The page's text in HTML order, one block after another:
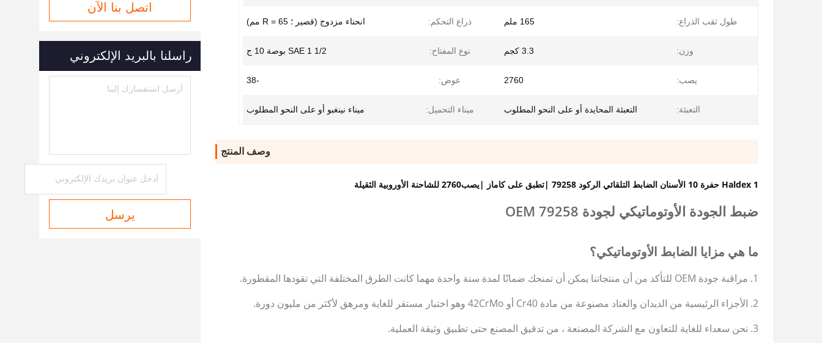
طول ثقب الذراع: 165 ملم ذراع التحكم: انحناء مزدوج (قصير ؛ R = 65 مم)
وزن: 3.3 كجم نوع المفتاح: SAE 1 1/2 بوصة 10 ج
يصب: 2760 عوض: -38
التعبئة: التعبئة المحايدة أو على النحو المطلوب ميناء التحميل: ميناء نينغبو أو على النحو المطلوب
وصف المنتج
Haldex 1 حفرة 10 الأسنان الضابط التلقائي الركود 79258 |تطبق على كاماز |يصب 2760 للشاحنة الأوروبية الثقيلة
ضبط الجودة الأوتوماتيكي لجودة OEM 79258
ما هي مزايا الضابط الأوتوماتيكي؟
1. مراقبة جودة OEM للتأكد من أن منتجاتنا يمكن أن تمنحك ضمانًا لمدة سنة واحدة مهما كانت الطرق المختلفة التي تقودها المقطورة.
2. الأجزاء الرئيسية من الديدان والعتاد مصنوعة من مادة Cr40 أو 42CrMo وهو اختبار مستقر للغاية ومرهق لأكثر من مليون دورة.
3. نحن سعداء للغاية للتعاون مع الشركة المصنعة ، من تدقيق المصنع حتى تطبيق وثيقة العملية.
اتصل بنا الآن
راسلنا بالبريد الإلكتروني
يرسل